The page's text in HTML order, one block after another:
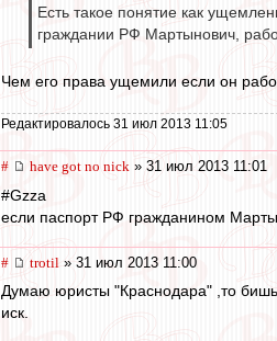
Есть такое понятие как
граждании РФ Мартынович,
Чем его права ущемили если он
Редактировалось 31 июл 2013 11:05
# have got no nick » 31 июл 2013 11:01
#Gzza
если паспорт РФ гражданином
# trotil » 31 июл 2013 11:00
Думаю юристы "Краснодара" ,то бишь
иск.